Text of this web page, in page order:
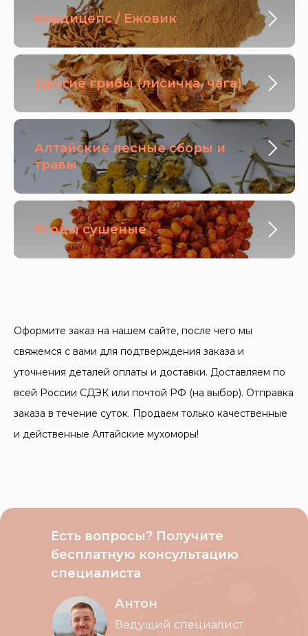
Кордицепс / Ежовик
Другие грибы (лисичка, чага)
Алтайские лесные сборы и
травы
Ягоды сушеные
Оформите заказ на нашем сайте, после чего мы
свяжемся с вами для подтверждения заказа и
уточнения деталей оплаты и доставки. Доставляем по
всей России СДЭК или почтой РФ (на выбор). Отправка
заказа в течение суток. Продаем только качественные
и действенные Алтайские мухоморы!
Есть вопросы? Получите
бесплатную консультацию
специалиста
Антон
Ведущий специалист